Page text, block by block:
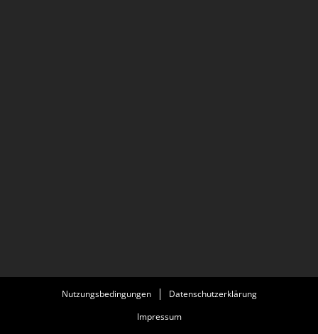
Nutzungsbedingungen
Datenschutzerklärung
Impressum